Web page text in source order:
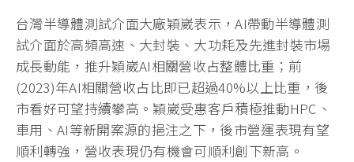
台灣半導體測試介面大廠穎崴表示，AI帶動半導體測
試介面於高頻高速、大封裝、大功耗及先進封裝市場
成長動能，推升穎崴AI相關營收占整體比重；前
(2023)年AI相關營收占比即已超過40%以上比重，後
市看好可望持續攀高。穎崴受惠客戶積極推動HPC、
車用、AI等新開案源的挹注之下，後市營運表現有望
順利轉強，營收表現仍有機會可順利創下新高。